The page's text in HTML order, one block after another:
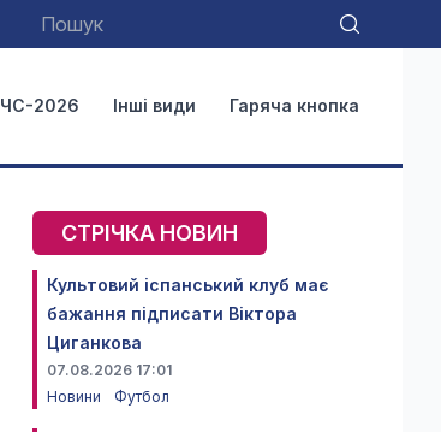
ЧС-2026 Інші види Гаряча кнопка
СТРІЧКА НОВИН
Культовий іспанський клуб має
бажання підписати Віктора
Циганкова
07.08.2026 17:01
Новини
Футбол